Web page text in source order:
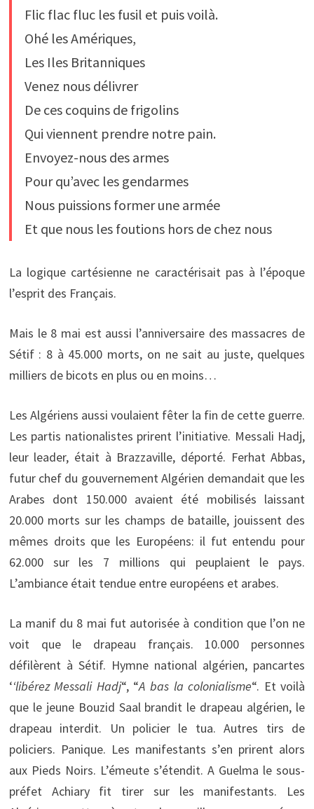
Flic flac fluc les fusil et puis voilà.
Ohé les Amériques,
Les Iles Britanniques
Venez nous délivrer
De ces coquins de frigolins
Qui viennent prendre notre pain.
Envoyez-nous des armes
Pour qu’avec les gendarmes
Nous puissions former une armée
Et que nous les foutions hors de chez nous
La logique cartésienne ne caractérisait pas à l’époque
l’esprit des Français.
Mais le 8 mai est aussi l’anniversaire des massacres de
Sétif : 8 à 45.000 morts, on ne sait au juste, quelques
milliers de bicots en plus ou en moins…
Les Algériens aussi voulaient fêter la fin de cette guerre.
Les partis nationalistes prirent l’initiative. Messali Hadj,
leur leader, était à Brazzaville, déporté. Ferhat Abbas,
futur chef du gouvernement Algérien demandait que les
Arabes dont 150.000 avaient été mobilisés laissant
20.000 morts sur les champs de bataille, jouissent des
mêmes droits que les Européens: il fut entendu pour
62.000 sur les 7 millions qui peuplaient le pays.
L’ambiance était tendue entre européens et arabes.
La manif du 8 mai fut autorisée à condition que l’on ne
voit que le drapeau français. 10.000 personnes
défilèrent à Sétif. Hymne national algérien, pancartes
‘‘libérez Messali Hadj“, “A bas la colonialisme“. Et voilà
que le jeune Bouzid Saal brandit le drapeau algérien, le
drapeau interdit. Un policier le tua. Autres tirs de
policiers. Panique. Les manifestants s’en prirent alors
aux Pieds Noirs. L’émeute s’étendit. A Guelma le sous-
préfet Achiary fit tirer sur les manifestants. Les